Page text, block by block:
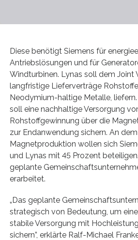
Diese benötigt Siemens für
Antriebslösungen und für
Windturbinen. Lynas soll dem Joint
langfristige Lieferverträge
Neodymium-haltige Metalle,
soll eine nachhaltige Versorgung
Rohstoffgewinnung über die
zur Endanwendung sichern. An
Magnetproduktion wollen sich
und Lynas mit 45 Prozent
geplante
erarbeitet.
„Das geplante
strategisch von Bedeutung, um
stabile Versorgung mit
sichern”, erklärte Ralf-Michael